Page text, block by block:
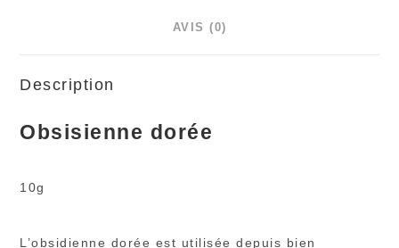
AVIS (0)
Description
Obsisienne dorée
10g
L’obsidienne dorée est utilisée depuis bien